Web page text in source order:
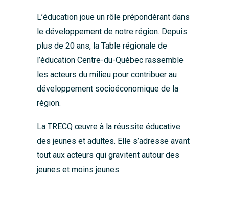
L’éducation joue un rôle prépondérant dans
le développement de notre région. Depuis
plus de 20 ans, la Table régionale de
l’éducation Centre-du-Québec rassemble
les acteurs du milieu pour contribuer au
développement socioéconomique de la
région.
La TRECQ œuvre à la réussite éducative
des jeunes et adultes. Elle s’adresse avant
tout aux acteurs qui gravitent autour des
jeunes et moins jeunes.